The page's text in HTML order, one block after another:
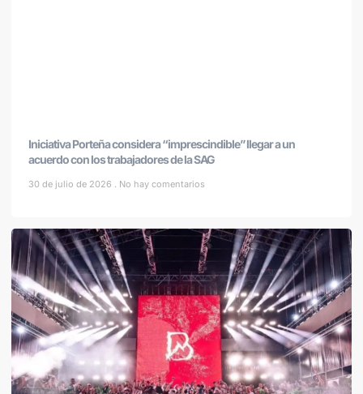
Iniciativa Porteña considera “imprescindible” llegar a un
acuerdo con los trabajadores de la SAG
30 de julio de 2026 No hay comentarios